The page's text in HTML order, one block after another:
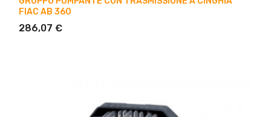
FIAC AB 360
286,07 €